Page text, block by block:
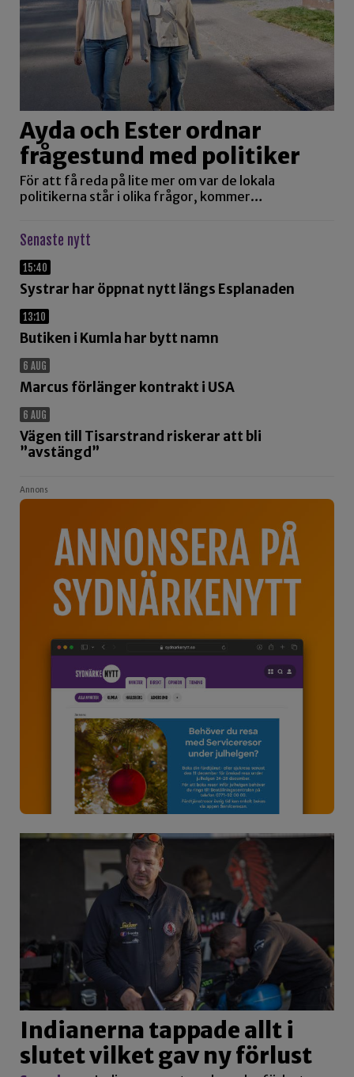
Ayda och Ester ordnar
frågestund med politiker
För att få reda på lite mer om var de lokala
politikerna står i olika frågor, kommer…
Senaste nytt
15:40
Systrar har öppnat nytt längs Esplanaden
13:10
Butiken i Kumla har bytt namn
6 AUG
Marcus förlänger kontrakt i USA
6 AUG
Vägen till Tisarstrand riskerar att bli
”avstängd”
Annons
Indianerna tappade allt i
slutet vilket gav ny förlust